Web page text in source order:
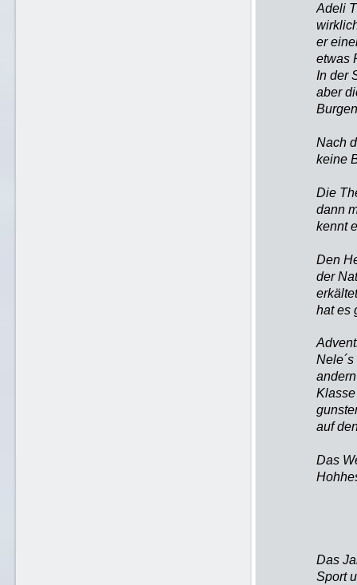
Adeli
er
etwas
In der
aber
Nach
keine
Die
dann
kennt
Den
der
hat es
auf
Das
Das
Sport